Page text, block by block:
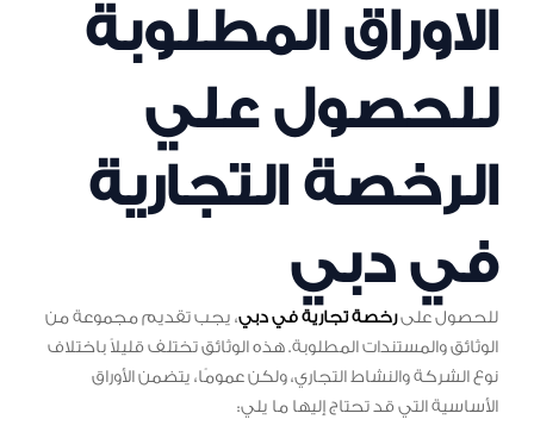
الاوراق المطلوبة
للحصول علي
الرخصة التجارية
في دبي
للحصول علىرخصة تجارية في دبي، يجب تقديم مجموعة من
الوثائق والمستندات المطلوبة. هذه الوثائق تختلف قليلاً باختلاف
نوع الشركة والنشاط التجاري، ولكن عمومًا، يتضمن الأوراق
الأساسية التي قد تحتاج إليها ما يلي: